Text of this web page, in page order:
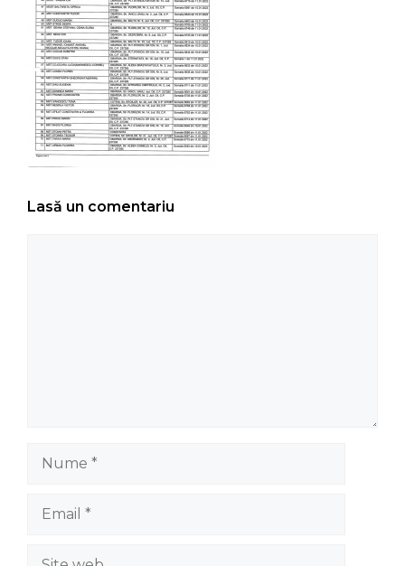
Lasă un comentariu
Site